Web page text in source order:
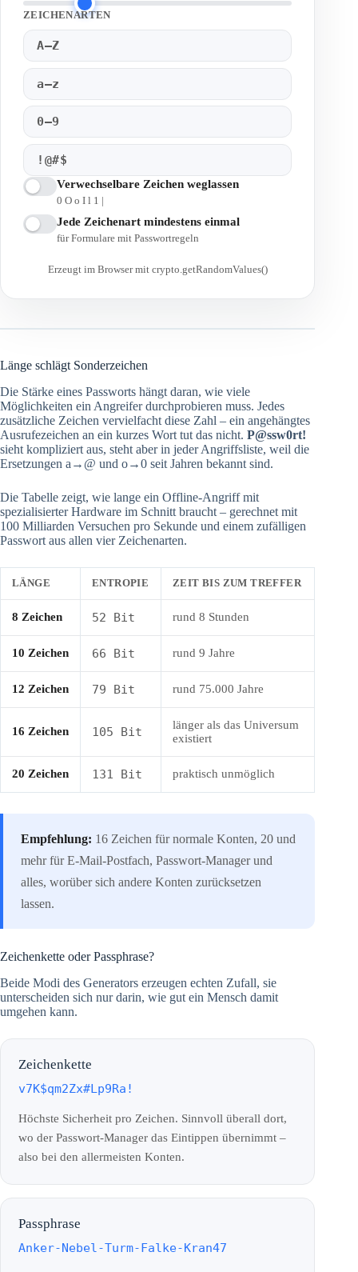
ZEICHENARTEN
A–Z
a–z
0–9
!@#$
Verwechselbare Zeichen weglassen
0 O o I l 1 |
Jede Zeichenart mindestens einmal
für Formulare mit Passwortregeln
Erzeugt im Browser mit crypto.getRandomValues()
Länge schlägt Sonderzeichen
Die Stärke eines Passworts hängt daran, wie viele
Möglichkeiten ein Angreifer durchprobieren muss. Jedes
zusätzliche Zeichen vervielfacht diese Zahl – ein angehängtes
Ausrufezeichen an ein kurzes Wort tut das nicht. P@ssw0rt!
sieht kompliziert aus, steht aber in jeder Angriffsliste, weil die
Ersetzungen a→@ und o→0 seit Jahren bekannt sind.
Die Tabelle zeigt, wie lange ein Offline-Angriff mit
spezialisierter Hardware im Schnitt braucht – gerechnet mit
100 Milliarden Versuchen pro Sekunde und einem zufälligen
Passwort aus allen vier Zeichenarten.
LÄNGE ENTROPIE ZEIT BIS ZUM TREFFER
8 Zeichen 52 Bit rund 8 Stunden
10 Zeichen 66 Bit rund 9 Jahre
12 Zeichen 79 Bit rund 75.000 Jahre
16 Zeichen 105 Bit
länger als das Universum
existiert
20 Zeichen 131 Bit praktisch unmöglich
Empfehlung: 16 Zeichen für normale Konten, 20 und
mehr für E-Mail-Postfach, Passwort-Manager und
alles, worüber sich andere Konten zurücksetzen
lassen.
Zeichenkette oder Passphrase?
Beide Modi des Generators erzeugen echten Zufall, sie
unterscheiden sich nur darin, wie gut ein Mensch damit
umgehen kann.
Zeichenkette
v7K$qm2Zx#Lp9Ra!
Höchste Sicherheit pro Zeichen. Sinnvoll überall dort,
wo der Passwort-Manager das Eintippen übernimmt –
also bei den allermeisten Konten.
Passphrase
Anker-Nebel-Turm-Falke-Kran47